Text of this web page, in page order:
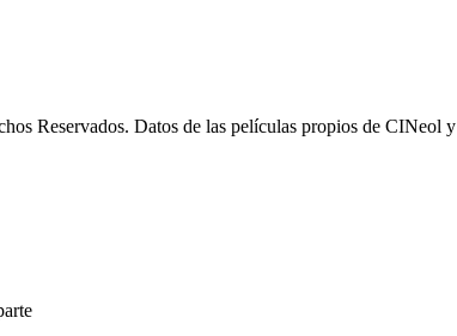
Reservados. Datos de las películas propios de CINeol